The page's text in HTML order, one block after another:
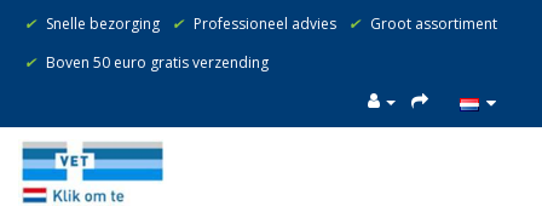
✔ Snelle bezorging ✔ Professioneel advies ✔ Groot assortiment
✔ Boven 50 euro gratis verzending